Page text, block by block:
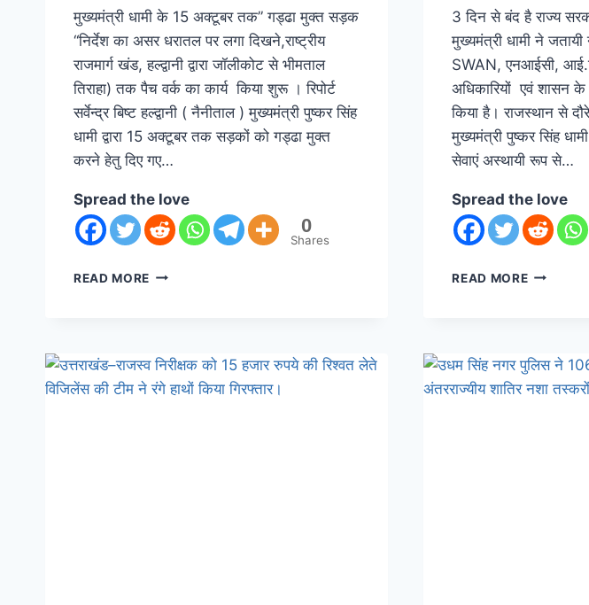
मुख्यमंत्री धामी के 15 अक्टूबर तक” गड्ढा मुक्त सड़क
“निर्देश का असर धरातल पर लगा दिखने,राष्ट्रीय
राजमार्ग खंड, हल्द्वानी द्वारा जॉलीकोट से भीमताल
तिराहा) तक पैच वर्क का कार्य किया शुरू । रिपोर्ट
सर्वेन्द्र बिष्ट हल्द्वानी ( नैनीताल ) मुख्यमंत्री पुष्कर सिंह
धामी द्वारा 15 अक्टूबर तक सड़कों को गड्ढा मुक्त
करने हेतु दिए गए…
Spread the love
0
Shares
READ MORE
3 दिन से बंद है राज्य
मुख्यमंत्री धामी ने
SWAN, एनआईसी,
अधिकारियों एवं शासन
किया है। राजस्थान से
मुख्यमंत्री पुष्कर सिंह
सेवाएं अस्थायी रूप से…
Spread the love
READ MORE